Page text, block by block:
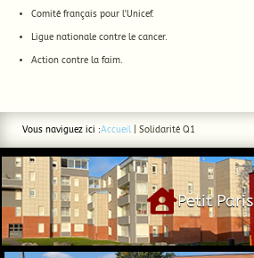
Comité français pour l'Unicef.
Ligue nationale contre le cancer.
Action contre la faim.
Vous naviguez ici :Accueil| Solidarité Q1
Petit Paris